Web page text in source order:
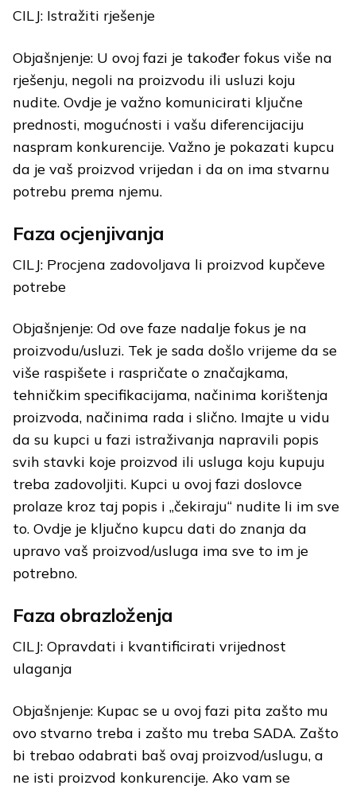
CILJ: Istražiti rješenje
Objašnjenje: U ovoj fazi je također fokus više na
rješenju, negoli na proizvodu ili usluzi koju
nudite. Ovdje je važno komunicirati ključne
prednosti, mogućnosti i vašu diferencijaciju
naspram konkurencije. Važno je pokazati kupcu
da je vaš proizvod vrijedan i da on ima stvarnu
potrebu prema njemu.
Faza ocjenjivanja
CILJ: Procjena zadovoljava li proizvod kupčeve
potrebe
Objašnjenje: Od ove faze nadalje fokus je na
proizvodu/usluzi. Tek je sada došlo vrijeme da se
više raspišete i raspričate o značajkama,
tehničkim specifikacijama, načinima korištenja
proizvoda, načinima rada i slično. Imajte u vidu
da su kupci u fazi istraživanja napravili popis
svih stavki koje proizvod ili usluga koju kupuju
treba zadovoljiti. Kupci u ovoj fazi doslovce
prolaze kroz taj popis i „čekiraju“ nudite li im sve
to. Ovdje je ključno kupcu dati do znanja da
upravo vaš proizvod/usluga ima sve to im je
potrebno.
Faza obrazloženja
CILJ: Opravdati i kvantificirati vrijednost
ulaganja
Objašnjenje: Kupac se u ovoj fazi pita zašto mu
ovo stvarno treba i zašto mu treba SADA. Zašto
bi trebao odabrati baš ovaj proizvod/uslugu, a
ne isti proizvod konkurencije. Ako vam se